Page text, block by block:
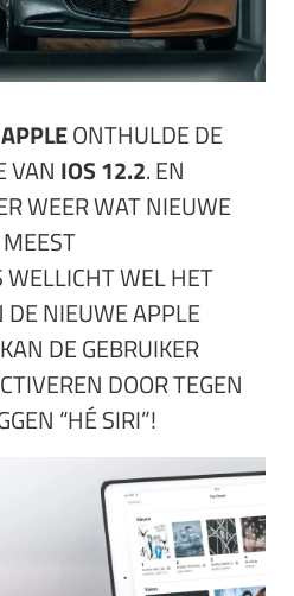
APPLEONTHULDE DE
VAN IOS 12.2. EN
WEER WAT NIEUWE
WEL HET
DE NIEUWE APPLE
DE GEBRUIKER
DOOR TEGEN
“HÉ SIRI”!